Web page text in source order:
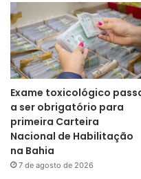
Exame toxicológico
a ser obrigatório para
primeira Carteira
Nacional de Habilitação
na Bahia
7 de agosto de 2026